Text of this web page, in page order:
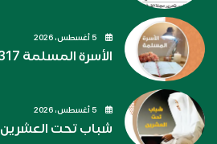
الأسرة المسلمة 1317
شباب تحت العشرين 1317